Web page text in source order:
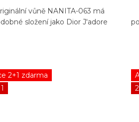
vůně NANITA-063 má
složení jako Dior J'adore
2+1 zdarma